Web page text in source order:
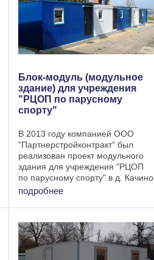
Блок-модуль (модульное
здание) для учреждения
"РЦОП по парусному
спорту"
В 2013 году компанией ООО
"Партнерстройконтракт" был
реализован проект модульного
здания для учреждения "РЦОП
по парусному спорту" в д. Качино
Минского района. Данное
в качестве помещения для
переодевания спортсменов и ...
подробнее